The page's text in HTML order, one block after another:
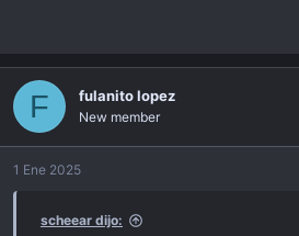
F fulanito lopez
New member
1 Ene 2025
scheear dijo: